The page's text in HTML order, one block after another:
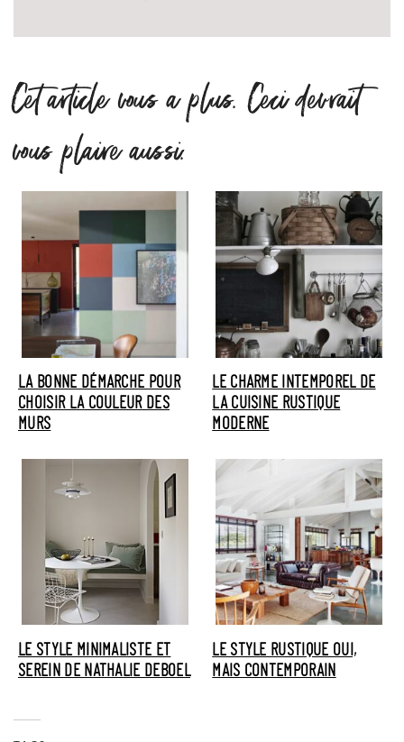
Cet article vous a plus. Ceci devrait
vous plaire aussi.
LA BONNE DÉMARCHE POUR
CHOISIR LA COULEUR DES
MURS
LE CHARME INTEMPOREL DE
LA CUISINE RUSTIQUE
MODERNE
LE STYLE MINIMALISTE ET
SEREIN DE NATHALIE DEBOEL
LE STYLE RUSTIQUE OUI,
MAIS CONTEMPORAIN